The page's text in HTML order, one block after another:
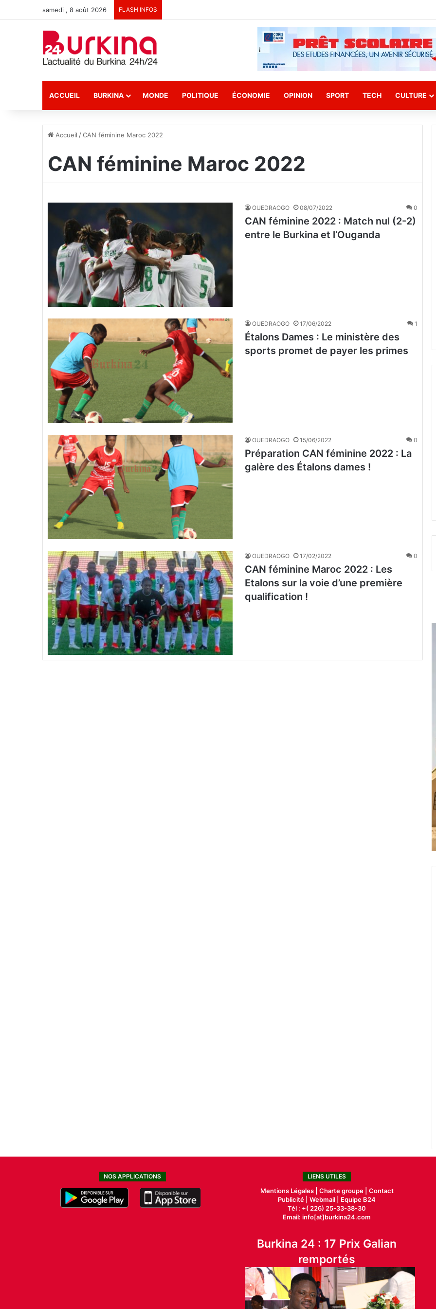
samedi , 8 août 2026 FLASH INFOS
ACCUEIL BURKINA MONDE POLITIQUE ÉCONOMIE OPINION SPORT TECH CULTURE
Accueil /CAN féminine Maroc 2022
CAN féminine Maroc 2022
OUEDRAOGO 08/07/2022 0
CAN féminine 2022 : Match nul (2-2)
entre le Burkina et l’Ouganda
OUEDRAOGO 17/06/2022 1
Étalons Dames : Le ministère des
sports promet de payer les primes
OUEDRAOGO 15/06/2022 0
Préparation CAN féminine 2022 : La
galère des Étalons dames !
OUEDRAOGO 17/02/2022 0
CAN féminine Maroc 2022 : Les
Etalons sur la voie d’une première
qualification !
NOS APPLICATIONS LIENS UTILES
Mentions Légales | Charte groupe | Contact
Publicité |Webmail |
Equipe B24
Tél : +( 226) 25-33-38-30
Email: info[at]burkina24.com
Burkina 24 : 17 Prix Galian
remportés